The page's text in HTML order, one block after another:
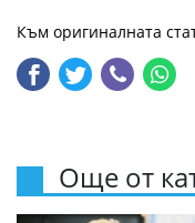
Към оригиналната
Още от